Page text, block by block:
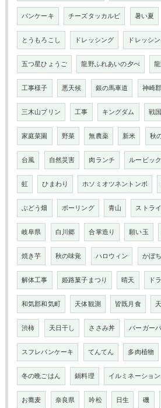
パンケーキ チーズタッカルビ 暑い夏
とうもろこし ドレッシング ドレッシ
五つ星ひょうご 龍野ふれあいの夕べ
工事様子 悪天候 銀の馬車道 神崎
三木山プリン 工事 キングダム 戦国
家庭菜園 野菜 無農薬 新米 秋
台風 自然災害 肉ランチ ルービッ
虹 ひまわり ホソミオツネントンボ
ぶどう畑 ボーリング 青山 ストラ
岐阜県 白川郷 合掌造り 願い玉
焼き芋 秋の味覚 ハロウィン かぼ
解体工事 姫路菓子まつり 晴天 ド
和気郡和気町 天体観測 皆既月食
渋柿 天日干し ささみ丼 バーガー
スフレパンケーキ てんてん 多肉植物
冬の晩ごはん 鍋料理 イルミネーション
お蕎麦 奈良県 吟松 日生 磯